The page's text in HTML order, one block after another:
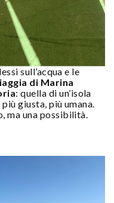
sull’acqua e le
di Marina
: quella di un’isola
giusta, più umana.
ma una possibilità.